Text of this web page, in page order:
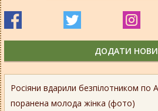
Росіяни вдарили безпілотником по
поранена молода жінка (фото)
ДОДАТИ